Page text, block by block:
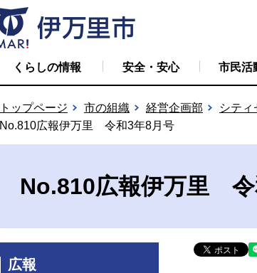
くらしの情報 安全・安心 市民活
トップページ 市の組織 経営企画部 シティ
No.810広報伊万里 令和3年8月号
No.810広報伊万里 令
広報